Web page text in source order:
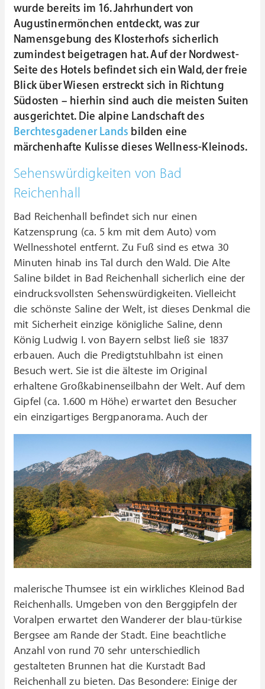
wurde bereits im 16. Jahrhundert von
Augustinermönchen entdeckt, was zur
Namensgebung des Klosterhofs sicherlich
zumindest beigetragen hat. Auf der Nordwest-
Seite des Hotels befindet sich ein Wald, der freie
Blick über Wiesen erstreckt sich in Richtung
Südosten – hierhin sind auch die meisten Suiten
ausgerichtet. Die alpine Landschaft des
Berchtesgadener Lands bilden eine
märchenhafte Kulisse dieses Wellness-Kleinods.
Sehenswürdigkeiten von Bad
Reichenhall
Bad Reichenhall befindet sich nur einen
Katzensprung (ca. 5 km mit dem Auto) vom
Wellnesshotel entfernt. Zu Fuß sind es etwa 30
Minuten hinab ins Tal durch den Wald. Die Alte
Saline bildet in Bad Reichenhall sicherlich eine der
eindrucksvollsten Sehenswürdigkeiten. Vielleicht
die schönste Saline der Welt, ist dieses Denkmal die
mit Sicherheit einzige königliche Saline, denn
König Ludwig I. von Bayern selbst ließ sie 1837
erbauen. Auch die Predigtstuhlbahn ist einen
Besuch wert. Sie ist die älteste im Original
erhaltene Großkabinenseilbahn der Welt. Auf dem
Gipfel (ca. 1.600 m Höhe) erwartet den Besucher
ein einzigartiges Bergpanorama.Auch der
malerische Thumsee ist ein wirkliches Kleinod Bad
Reichenhalls. Umgeben von den Berggipfeln der
Voralpen erwartet den Wanderer der blau-türkise
Bergsee am Rande der Stadt. Eine beachtliche
Anzahl von rund 70 sehr unterschiedlich
gestalteten Brunnen hat die Kurstadt Bad
Reichenhall zu bieten. Das Besondere: Einige der